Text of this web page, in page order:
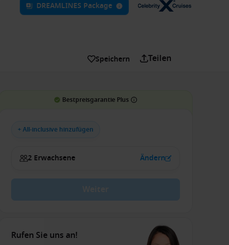
DREAMLINES Package
Speichern Teilen
Bestpreisgarantie Plus
+ All-inclusive hinzufügen
2 Erwachsene Ändern
Rufen Sie uns an!